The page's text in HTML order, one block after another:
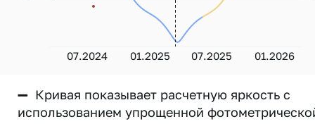
07.2024 01.2025 07.2025 01.2026
— Кривая показывает расчетную яркость с
использованием упрощенной